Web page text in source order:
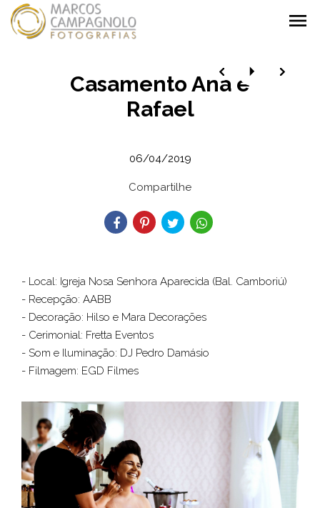
menu
Casamento Ana e
Rafael
06/04/2019
Compartilhe
- Local: Igreja Nosa Senhora Aparecida (Bal. Camboriú)
- Recepção: AABB
- Decoração: Hilso e Mara Decorações
- Cerimonial: Fretta Eventos
- Som e Iluminação: DJ Pedro Damásio
- Filmagem: EGD Filmes